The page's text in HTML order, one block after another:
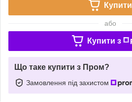
Купити
або
Купити з
Що таке купити з Пром?
Замовлення під захистом